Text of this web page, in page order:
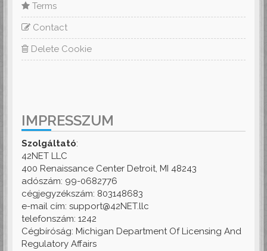
Terms
Contact
Delete Cookie
IMPRESSZUM
Szolgáltató:
42NET LLC
400 Renaissance Center Detroit, MI 48243
adószám: 99-0682776
cégjegyzékszám: 803148683
e-mail cím: support@42NET.llc
telefonszám: 1242
Cégbíróság: Michigan Department Of Licensing And
Regulatory Affairs